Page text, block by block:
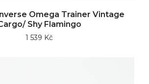
Omega Trainer Vintage
Shy Flamingo
1 539 Kč